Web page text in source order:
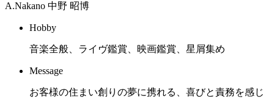
A.Nakano 中野 昭博
Hobby
音楽全般、ライヴ鑑賞、映画鑑賞、星屑集め
Message
お客様の住まい創りの夢に携れる、喜びと責務を感じ